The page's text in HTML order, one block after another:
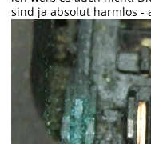
sind ja absolut harmlos -